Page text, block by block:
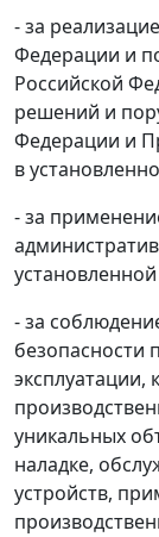
- за
Федерации и
Российской
решений и
Федерации и
в
- за
- за
безопасности
эксплуатации,
уникальных
наладке,
устройств,